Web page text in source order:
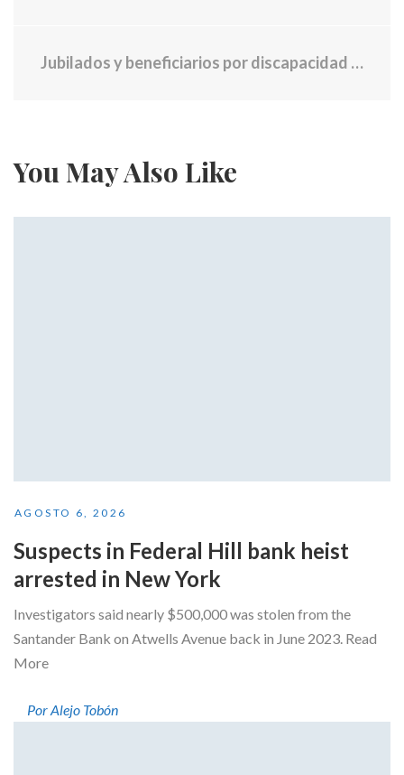
Jubilados y beneficiarios por discapacidad podrían perder sus pagos en marzo si no cumplen este requisito
You May Also Like
AGOSTO 6, 2026
Suspects in Federal Hill bank heist
arrested in New York
Investigators said nearly $500,000 was stolen from the
Santander Bank on Atwells Avenue back in June 2023. Read
More
Por Alejo Tobón